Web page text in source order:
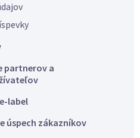
partnerov a
label
úspech zákazníkov